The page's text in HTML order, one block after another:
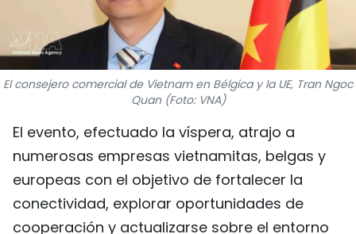
FOTOGRAFÍA
¿QUIÉNES SOMOS?
TIẾNG VIỆT
ENGLISH
中文
FRANÇAIS
El consejero comercial de Vietnam en Bélgica y la UE, Tran Ngoc
Quan (Foto: VNA)
El evento, efectuado la víspera, atrajo a
numerosas empresas vietnamitas, belgas y
europeas con el objetivo de fortalecer la
conectividad, explorar oportunidades de
cooperación y actualizarse sobre el entorno